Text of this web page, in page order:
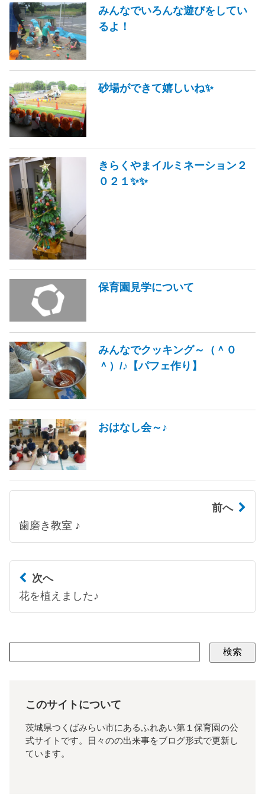
みんなでいろんな遊びをしてい
るよ！
砂場ができて嬉しいね✨
きらくやまイルミネーション２
０２１✨✨
保育園見学について
みんなでクッキング～（＾０
＾）/♪【パフェ作り】
おはなし会～♪
前へ
歯磨き教室 ♪
次へ
花を植えました♪
検索
このサイトについて
茨城県つくばみらい市にあるふれあい第１保育園の公
式サイトです。日々のの出来事をブログ形式で更新し
ています。